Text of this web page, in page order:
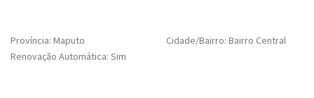
Província: Maputo
Cidade/Bairro: Bairro Central
Renovação Automática: Sim